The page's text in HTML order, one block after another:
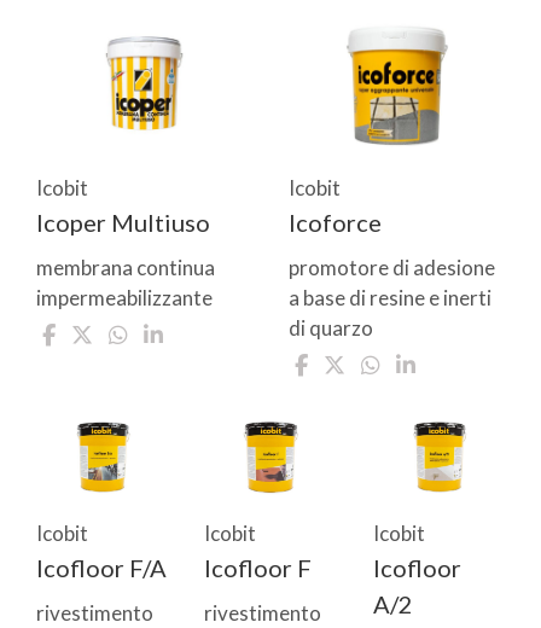
Icobit
Icoper Multiuso
membrana continua
impermeabilizzante
Icobit
Icoforce
promotore di adesione
a base di resine e inerti
di quarzo
Icobit
Icofloor F/A
rivestimento
Icobit
Icofloor F
rivestimento
Icobit
Icofloor
A/2